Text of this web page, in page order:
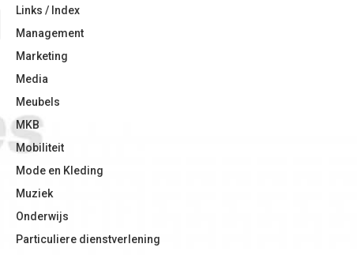
Links / Index
Management
Marketing
Media
Meubels
MKB
Mobiliteit
Mode en Kleding
Muziek
Onderwijs
Particuliere dienstverlening